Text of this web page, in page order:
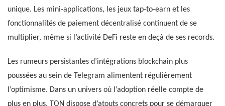
unique. Les mini-applications, les jeux tap-to-earn et les
fonctionnalités de paiement décentralisé continuent de se
multiplier, même si l’activité DeFi reste en deçà de ses records.
Les rumeurs persistantes d’intégrations blockchain plus
poussées au sein de Telegram alimentent régulièrement
l’optimisme. Dans un univers où l’adoption réelle compte de
plus en plus, TON dispose d’atouts concrets pour se démarquer